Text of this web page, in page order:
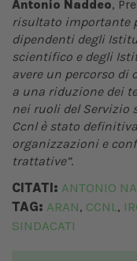
Antonio Naddeo,
risultato importante
dipendenti degli
scientifico e degli
avere un percorso di
a una riduzione dei
nei ruoli del Servizio
Ccnl è stato
organizzazioni e
trattative”.
CITATI: ANTONIO
TAG: ARAN, CCNL,
SINDACATI